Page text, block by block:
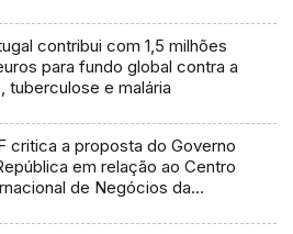
contribui com 1,5 milhões
para fundo global contra a
tuberculose e malária
critica a proposta do Governo
em relação ao Centro
de Negócios da